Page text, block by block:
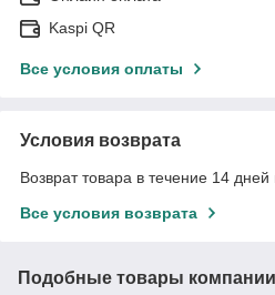
Kaspi QR
Все условия оплаты
Условия возврата
Возврат товара в течение 14 дней
Все условия возврата
Подобные товары компании